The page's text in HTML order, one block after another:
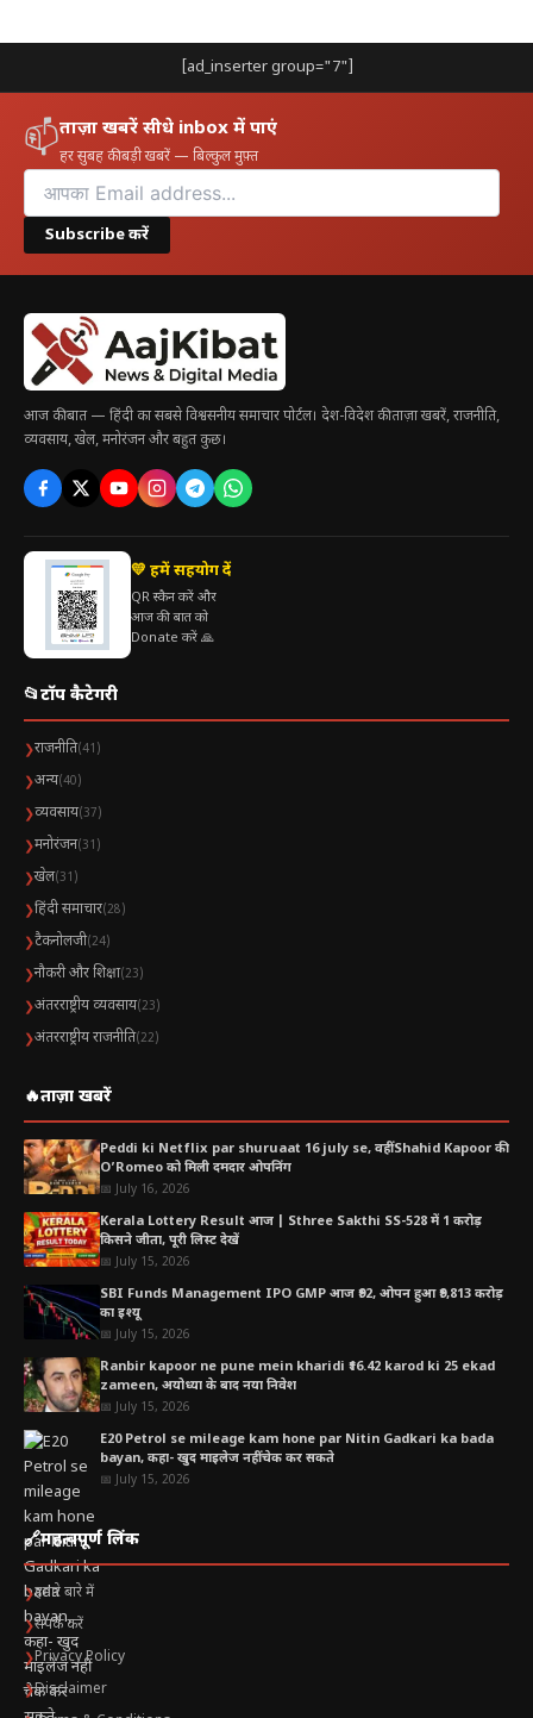
[ad_inserter group="7"]
📫ताज़ा खबरें सीधे inbox में पाएं
हर सुबह की बड़ी खबरें — बिल्कुल मुफ़्त
Subscribe करें
आज की बात — हिंदी का सबसे विश्वसनीय समाचार पोर्टल। देश-विदेश की ताज़ा खबरें, राजनीति,
व्यवसाय, खेल, मनोरंजन और बहुत कुछ।
💛 हमें सहयोग दें
QR स्कैन करें और
आज की बात को
Donate करें 🙏
📂टॉप कैटेगरी
❯राजनीति(41)
❯अन्य(40)
❯व्यवसाय(37)
❯मनोरंजन(31)
❯खेल(31)
❯हिंदी समाचार(28)
❯टैकनोलजी(24)
❯नौकरी और शिक्षा(23)
❯अंतरराष्ट्रीय व्यवसाय(23)
❯अंतरराष्ट्रीय राजनीति(22)
🔥ताज़ा खबरें
Peddi ki Netflix par shuruaat 16 july se, वहीं Shahid Kapoor की
O’Romeo को मिली दमदार ओपनिंग
📅 July 16, 2026
Kerala Lottery Result आज | Sthree Sakthi SS-528 में 1 करोड़
किसने जीता, पूरी लिस्ट देखें
📅 July 15, 2026
SBI Funds Management IPO GMP आज ₹92, ओपन हुआ ₹9,813 करोड़
का इश्यू
📅 July 15, 2026
Ranbir kapoor ne pune mein kharidi ₹16.42 karod ki 25 ekad
zameen, अयोध्या के बाद नया निवेश
📅 July 15, 2026
E20 Petrol se mileage kam hone par Nitin Gadkari ka bada
bayan, कहा- खुद माइलेज नहीं चेक कर सकते
📅 July 15, 2026
🔗महत्वपूर्ण लिंक
❯हमारे बारे में
❯संपर्क करें
❯Privacy Policy
❯Disclaimer